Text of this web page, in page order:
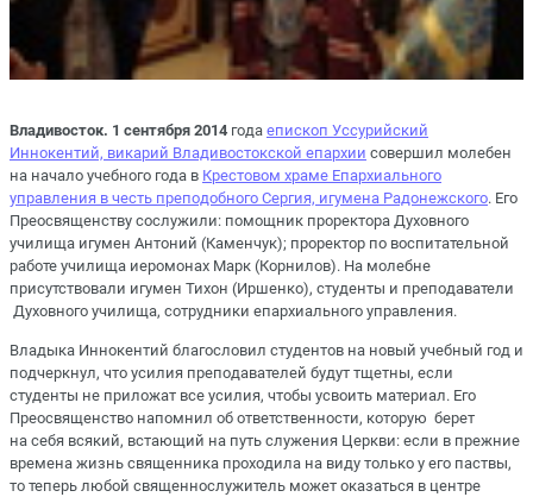
Владивосток. 1 сентября 2014 года епископ Уссурийский
Иннокентий, викарий Владивостокской епархии совершил молебен
на начало учебного года в Крестовом храме Епархиального
управления в честь преподобного Сергия, игумена Радонежского. Его
Преосвященству сослужили: помощник проректора Духовного
училища игумен Антоний (Каменчук); проректор по воспитательной
работе училища иеромонах Марк (Корнилов). На молебне
присутствовали игумен Тихон (Иршенко), студенты и преподаватели
Духовного училища, сотрудники епархиального управления.
Владыка Иннокентий благословил студентов на новый учебный год и
подчеркнул, что усилия преподавателей будут тщетны, если
студенты не приложат все усилия, чтобы усвоить материал. Его
Преосвященство напомнил об ответственности, которую берет
на себя всякий, встающий на путь служения Церкви: если в прежние
времена жизнь священника проходила на виду только у его паствы,
то теперь любой священнослужитель может оказаться в центре